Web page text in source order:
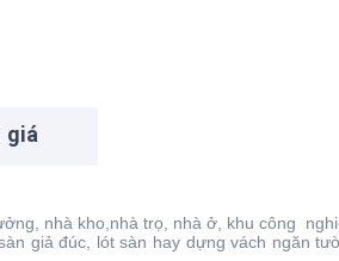
giá
nhà kho,nhà trọ, nhà ở, khu công
giả đúc, lót sàn hay dựng vách ngăn